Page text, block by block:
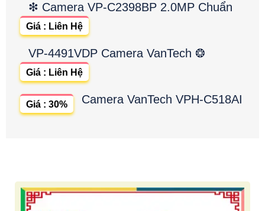
❇ Camera VP-C2398BP 2.0MP Chuẩn
Giá : Liên Hệ
VP-4491VDP Camera VanTech ❂
Giá : Liên Hệ
Camera VanTech VPH-C518AI
Giá : 30%